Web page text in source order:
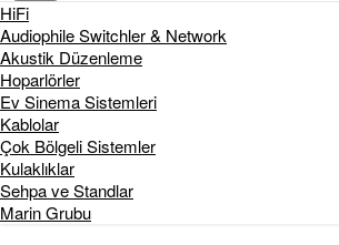
HiFi
Audiophile Switchler & Network
Akustik Düzenleme
Hoparlörler
Ev Sinema Sistemleri
Kablolar
Çok Bölgeli Sistemler
Kulaklıklar
Sehpa ve Standlar
Marin Grubu